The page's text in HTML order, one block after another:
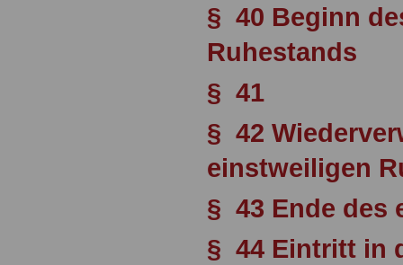
§ 40 Beginn
Ruhestands
§ 41
§ 42
einstweiligen
§ 43 Ende des
§ 44 Eintritt in